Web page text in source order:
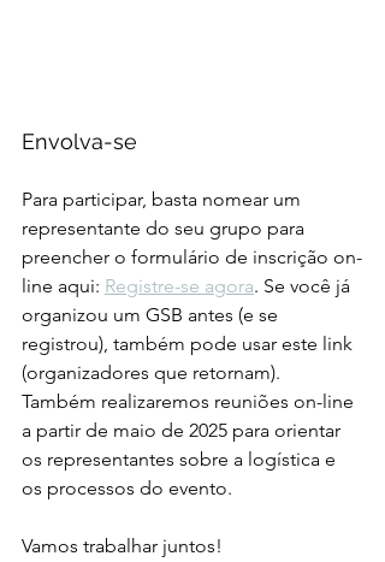
Envolva-se
Para participar, basta nomear um
representante do seu grupo para
preencher o formulário de inscrição on-
line aqui: Registre-se agora. Se você já
organizou um GSB antes (e se
registrou), também pode usar este link
(organizadores que retornam).
Também realizaremos reuniões on-line
a partir de maio de 2025 para orientar
os representantes sobre a logística e
os processos do evento.
Vamos trabalhar juntos!